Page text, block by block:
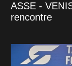
ASSE -
rencontre